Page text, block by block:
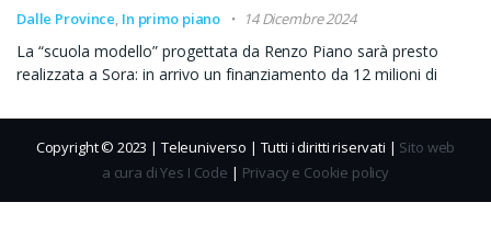
Dalle Province, In primo piano 14 Dicembre 2024
La “scuola modello” progettata da Renzo Piano sarà presto
realizzata a Sora: in arrivo un finanziamento da 12 milioni di
Copyright © 2023 | Teleuniverso | Tutti i diritti riservati | Sito web
a cura di Yes I Code | Privacy e Cookie policy